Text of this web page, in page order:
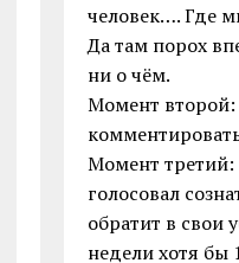
человек…. Где
Да там порох
ни о чём.
Момент
Момент
голосовал
обратит в свои
недели хотя бы